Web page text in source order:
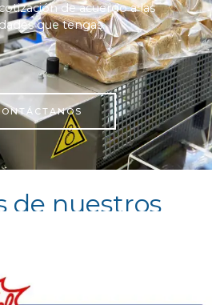
de acuerdo a las
que tengas.
de nuestros